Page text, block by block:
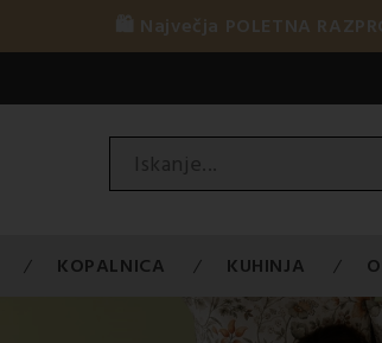
🛍️ Največja POLETNA
KOPALNICA KUHINJA